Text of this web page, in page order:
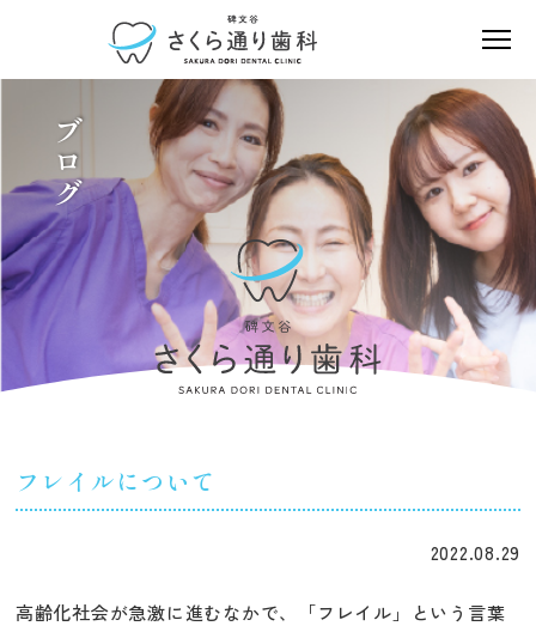
ブログ
フレイルについて
2022.08.29
高齢化社会が急激に進むなかで、「フレイル」という言葉